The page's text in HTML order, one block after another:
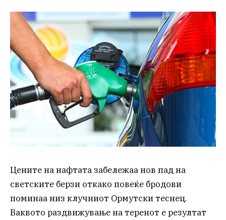
Цените на нафтата забележаа нов пад на
светските берзи откако повеќе бродови
поминаа низ клучниот Ормутски теснец.
Ваквото раздвижување на теренот е резултат